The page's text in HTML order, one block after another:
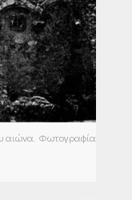
αιώνα. Φωτογραφία